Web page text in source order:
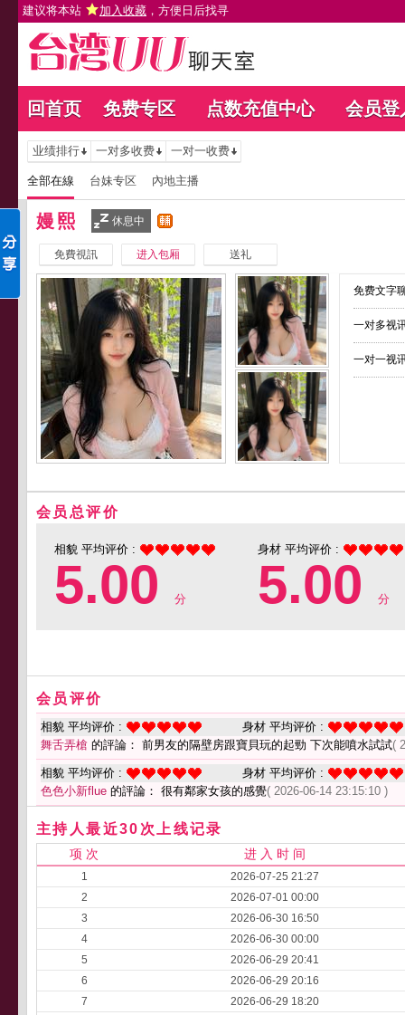
建议将本站 加入收藏 ，方便日后找寻
回首页 免费专区 点数充值中心 会员登
业绩排行 一对多收费 一对一收费
全部在線 台妹专区 內地主播
嫚熙 休息中
免費視訊 进入包厢 送礼
免费文字
一对多视
一对一视
会员总评价
相貌 平均评价 :
5.00 分
身材 平均评价 :
5.00 分
会员评价
相貌 平均评价 :
身材 平均评价 :
舞舌弄槍 的評論： 前男友的隔壁房跟寶貝玩的起勁 下次能噴水試試(
相貌 平均评价 :
身材 平均评价 :
色色小新flue 的評論： 很有鄰家女孩的感覺( 2026-06-14 23:15:10 )
主持人最近30次上线记录
项 次 进 入 时 间
1
2026-07-25 21:27
2
2026-07-01 00:00
3
2026-06-30 16:50
4
2026-06-30 00:00
5
2026-06-29 20:41
6
2026-06-29 20:16
7
2026-06-29 18:20